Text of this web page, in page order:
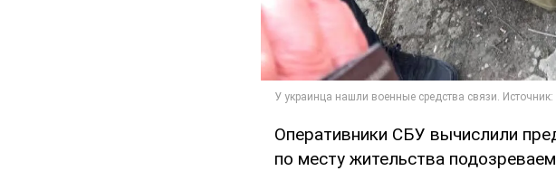
Оперативники СБУ вычислили
по месту жительства